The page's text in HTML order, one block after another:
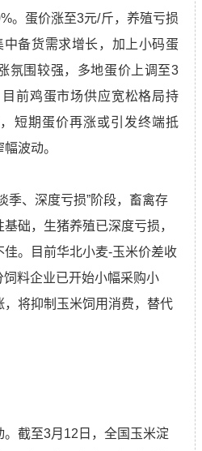
。蛋价涨至3元/斤，养殖亏损
备货需求增长，加上小码蛋
氛围较强，多地蛋价上调至3
前鸡蛋市场供应宽松格局持
短期蛋价再涨或引发终端抵
波动。
季、深度亏损”阶段，畜禽存
础，生猪养殖已深度亏损，
。目前华北小麦-玉米价差收
料企业已开始小幅采购小
将抑制玉米饲用消费，替代
截至3月12日，全国玉米淀